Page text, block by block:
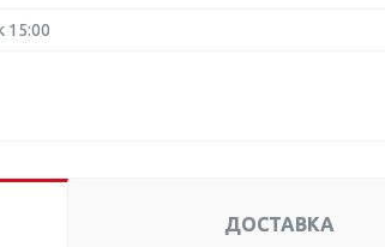
15:00
ДОСТАВКА